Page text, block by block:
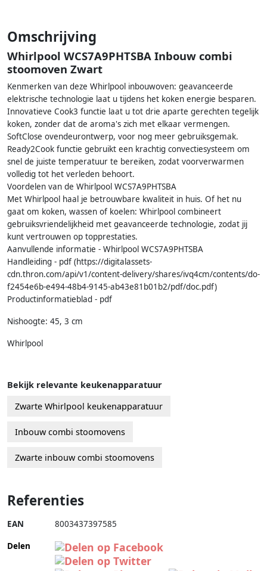
Omschrijving
Whirlpool WCS7A9PHTSBA Inbouw combi
stoomoven Zwart
Kenmerken van deze Whirlpool inbouwoven: geavanceerde
elektrische technologie laat u tijdens het koken energie besparen.
Innovatieve Cook3 functie laat u tot drie aparte gerechten tegelijk
koken, zonder dat de aroma's zich met elkaar vermengen.
SoftClose ovendeurontwerp, voor nog meer gebruiksgemak.
Ready2Cook functie gebruikt een krachtig convectiesysteem om
snel de juiste temperatuur te bereiken, zodat voorverwarmen
volledig tot het verleden behoort.
Voordelen van de Whirlpool WCS7A9PHTSBA
Met Whirlpool haal je betrouwbare kwaliteit in huis. Of het nu
gaat om koken, wassen of koelen: Whirlpool combineert
gebruiksvriendelijkheid met geavanceerde technologie, zodat jij
kunt vertrouwen op topprestaties.
Aanvullende informatie - Whirlpool WCS7A9PHTSBA
Handleiding - pdf (https://digitalassets-
cdn.thron.com/api/v1/content-delivery/shares/ivq4cm/contents/do-
f2454e6b-e494-48b4-9145-ab43e81b01b2/pdf/doc.pdf)
Productinformatieblad - pdf
Nishoogte: 45, 3 cm
Whirlpool
Bekijk relevante keukenapparatuur
Zwarte Whirlpool keukenapparatuur
Inbouw combi stoomovens
Zwarte inbouw combi stoomovens
Referenties
EAN 8003437397585
Delen